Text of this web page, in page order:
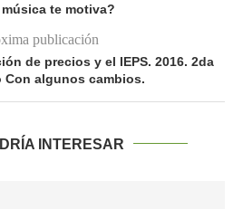
música te motiva?
publicación
de precios y el IEPS. 2016. 2da
Con algunos cambios.
INTERESAR